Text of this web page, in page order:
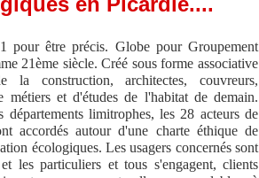
être précis. Globe pour Groupement
21ème siècle. Créé sous forme associative
la construction, architectes, couvreurs,
métiers et d'études de l'habitat de demain.
limitrophes, les 28 acteurs de
accordés autour d'une charte éthique de
écologiques. Les usagers concernés sont
les particuliers et tous s'engagent, clients